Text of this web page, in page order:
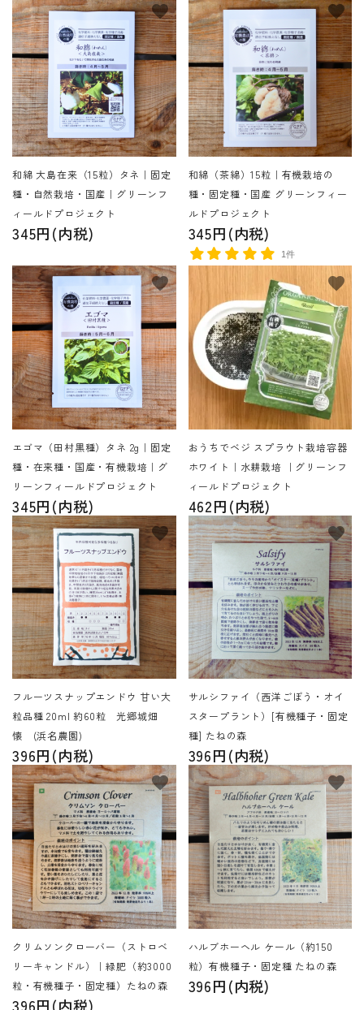
和綿 大島在来（15粒）タネ｜固定
種・自然栽培・国産｜グリーンフ
ィールドプロジェクト
345円(内税)
favorite
和綿（茶綿）15粒｜有機栽培の
種・固定種・国産 グリーンフィー
ルドプロジェクト
345円(内税)
1件
favorite
エゴマ（田村黒種）タネ 2g｜固定
種・在来種・国産・有機栽培｜グ
リーンフィールドプロジェクト
345円(内税)
favorite
おうちでベジ スプラウト栽培容器
ホワイト｜水耕栽培 ｜グリーンフ
ィールドプロジェクト
462円(内税)
favorite
フルーツスナップエンドウ 甘い大
粒品種 20ml 約60粒 光郷城畑
懐 (浜名農園)
396円(内税)
favorite
サルシファイ（西洋ごぼう・オイ
スタープラント）[有機種子・固定
種] たねの森
396円(内税)
favorite
クリムソンクローバー（ストロベ
リーキャンドル）｜緑肥（約3000
粒・有機種子・固定種）たねの森
396円(内税)
favorite
ハルブホーヘル ケール（約150
粒）有機種子・固定種 たねの森
396円(内税)
favorite